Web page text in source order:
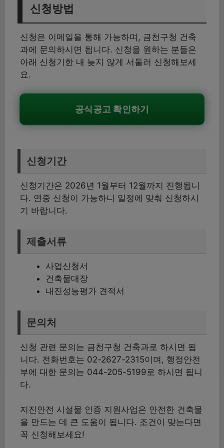
신청방법
신청은 이메일을 통해 가능하며, 금천구청 건축
과에 문의하시면 됩니다. 신청을 원하는 분들은
아래 신청기한 내 늦지 않게 서둘러 신청해보세
요.
공식공고 확인하기
신청기간
신청기간은 2026년 1월부터 12월까지 진행됩니
다. 연중 신청이 가능하니 일정에 맞춰 신청하시
기 바랍니다.
제출서류
사업신청서
건축물대장
내진성능평가 견적서
문의처
신청 관련 문의는 금천구청 건축과로 하시면 됩
니다. 전화번호는 02-2627-2315이며, 행정안전
부에 대한 문의는 044-205-5199로 하시면 됩니
다.
지진안전 시설물 인증 지원사업은 안전한 건축물
을 만드는 데 큰 도움이 됩니다. 조건이 맞는다면
꼭 신청해보세요!